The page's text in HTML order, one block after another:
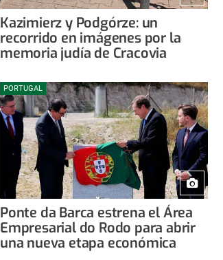
Kazimierz y Podgórze: un
recorrido en imágenes por la
memoria judía de Cracovia
PORTUGAL
Ponte da Barca estrena el Área
Empresarial do Rodo para abrir
una nueva etapa económica